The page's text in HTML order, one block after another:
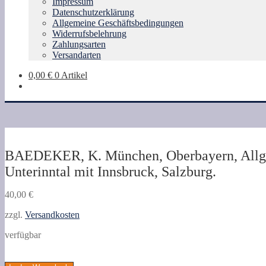
Datenschutzerklärung
Allgemeine Geschäftsbedingungen
Widerrufsbelehrung
Zahlungsarten
Versandarten
0,00 € 0 Artikel
BAEDEKER, K. München, Oberbayern,
Unterinntal mit Innsbruck, Salzburg.
40,00 €
zzgl. Versandkosten
verfügbar